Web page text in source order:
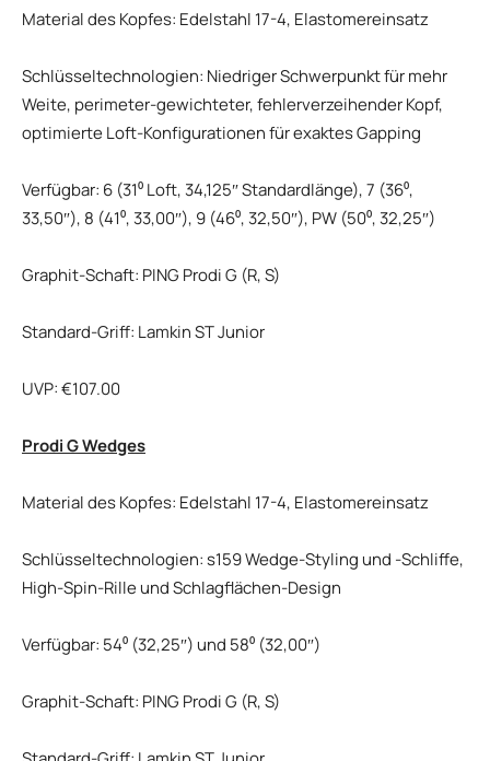
Material des Kopfes: Edelstahl 17-4, Elastomereinsatz
Schlüsseltechnologien: Niedriger Schwerpunkt für mehr
Weite, perimeter-gewichteter, fehlerverzeihender Kopf,
optimierte Loft-Konfigurationen für exaktes Gapping
Verfügbar: 6 (31⁰ Loft, 34,125″ Standardlänge), 7 (36⁰,
33,50″), 8 (41⁰, 33,00″), 9 (46⁰, 32,50″), PW (50⁰, 32,25″)
Graphit-Schaft: PING Prodi G (R, S)
Standard-Griff: Lamkin ST Junior
UVP: €107.00
Prodi G Wedges
Material des Kopfes: Edelstahl 17-4, Elastomereinsatz
Schlüsseltechnologien: s159 Wedge-Styling und -Schliffe,
High-Spin-Rille und Schlagflächen-Design
Verfügbar: 54⁰ (32,25″) und 58⁰ (32,00″)
Graphit-Schaft: PING Prodi G (R, S)